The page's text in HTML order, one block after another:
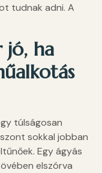
tudnak adni. A
jó, ha
túlságosan
sokkal jobban
Egy ágyás
elszórva